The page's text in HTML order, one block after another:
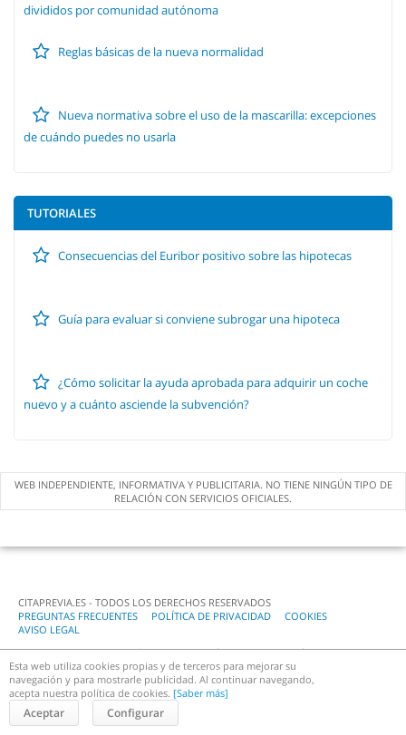
divididos por comunidad autónoma
Reglas básicas de la nueva normalidad
Nueva normativa sobre el uso de la mascarilla: excepciones
de cuándo puedes no usarla
TUTORIALES
Consecuencias del Euribor positivo sobre las hipotecas
Guía para evaluar si conviene subrogar una hipoteca
¿Cómo solicitar la ayuda aprobada para adquirir un coche
nuevo y a cuánto asciende la subvención?
WEB INDEPENDIENTE, INFORMATIVA Y PUBLICITARIA. NO TIENE NINGÚN TIPO DE
RELACIÓN CON SERVICIOS OFICIALES.
CITAPREVIA.ES - TODOS LOS DERECHOS RESERVADOS
PREGUNTAS FRECUENTES
POLÍTICA DE PRIVACIDAD
COOKIES
AVISO LEGAL
Servicio para mayores de 18 años. Según normativa. Guía 11899 -
Teléfono de información.
Servicio telefónico para el Ciudadano, S.L. inscrita en el Registro Mercantil de
Huesca, Tomo 523, Folio 141, hoja HU-11201, inscripción 1ª con domicilio en
C/Ainielle 24, 22005 Huesca, con CIF B22374896
Esta web utiliza cookies propias y de terceros para mejorar su
navegación y para mostrarle publicidad. Al continuar navegando,
acepta nuestra política de cookies. [Saber más]
Aceptar Configurar